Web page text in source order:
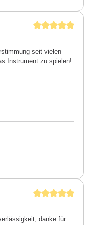
seit vielen
Instrument zu spielen!
danke für